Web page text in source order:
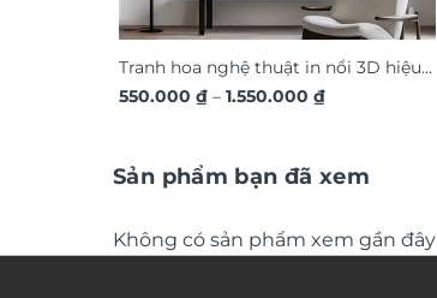
Tranh hoa nghệ thuật in nổi 3D hiệu
ứng dát vàng sang trọng TM011
550.000₫ – 1.550.000₫Khoảng
1.550.000 ₫
Sản phẩm bạn đã xem
Không có sản phẩm xem gần đây